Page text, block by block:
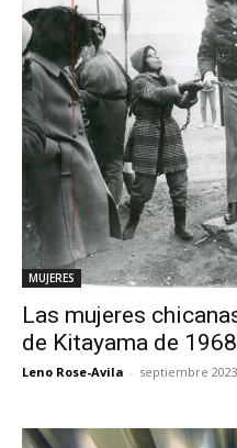
MUJERES
Las mujeres
de Kitayama de 1968
Leno Rose-Avila - septiembre 2023